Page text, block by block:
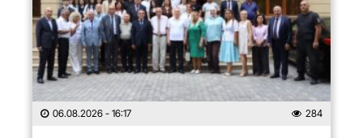
06.08.2026 - 16:17 284